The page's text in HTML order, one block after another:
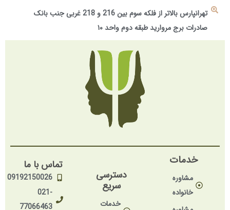
تهرانپارس بالاتر از فلکه سوم بین 216 و 218 غربی جنب بانک
صادرات برج مروارید طبقه دوم واحد ۱۰
خدمات
مشاوره
خانواده
دسترسی
سریع
خدمات
تماس با ما
09192150026
021-
77066463